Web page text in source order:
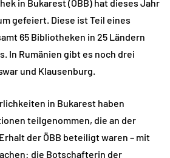
in Bukarest (ÖBB) hat dieses Jahr
gefeiert. Diese ist Teil eines
65 Bibliotheken in 25 Ländern
In Rumänien gibt es noch drei
und Klausenburg.
in Bukarest haben
teilgenommen, die an der
der ÖBB beteiligt waren – mit
die Botschafterin der